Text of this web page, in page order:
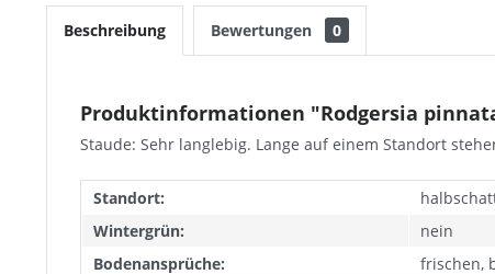
Beschreibung Bewertungen 0
Produktinformationen "Rodgersia
Staude: Sehr langlebig. Lange auf einem Standort
Standort:
Wintergrün:
nein
Bodenansprüche:
frischen,